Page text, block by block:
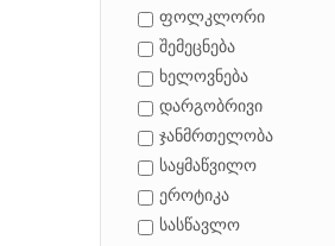
ფოლკლორი
შემეცნება
ხელოვნება
დარგობრივი
ჯანმრთელობა
საყმაწვილო
ეროტიკა
სასწავლო